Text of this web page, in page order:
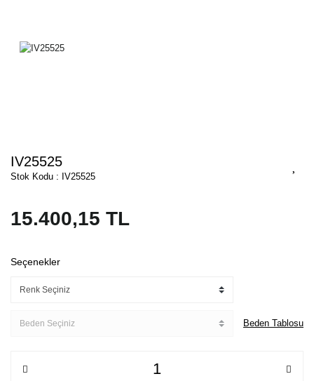
IV25525
Stok Kodu : IV25525
15.400,15 TL
Seçenekler
Beden Tablosu